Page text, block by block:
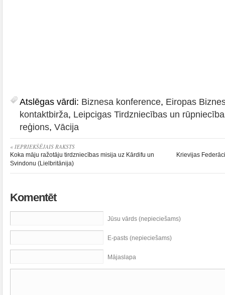
Atslēgas vārdi: Biznesa konference, Eiropas
kontaktbirža, Leipcigas Tirdzniecības un
reģions, Vācija
« IEPRIEKŠĒJAIS RAKSTS
Koka māju ražotāju tirdzniecības misija uz Kārdifu un
Svindonu (Lielbritānija)
Krievijas
Komentēt
Jūsu vārds (nepieciešams)
E-pasts (nepieciešams)
Mājaslapa